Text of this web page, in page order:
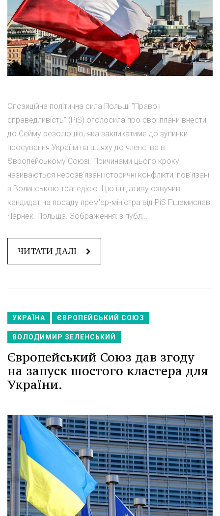
Опозиційна політична сила Польщі "Право і
справедливість" (PiS) оголосила про свої плани внести
до Сейму резолюцію, яка закликатиме до зупинки
просування України на шляху до членства в
Європейському Союзі. Причинами цього кроку
називаються нерозв'язані історичні конфлікти, пов'язані
з Волинською трагедією. Цю ініціативу озвучив
кандидат на посаду прем'єр-міністра від PiS Пшемислав
Чарнек. Польща. Зображення: з публ...
ЧИТАТИ ДАЛІ
УКРАЇНА ЄВРОПЕЙСЬКИЙ СОЮЗ
ВОЛОДИМИР ЗЕЛЕНСЬКИЙ
Європейський Союз дав згоду
на запуск шостого кластера для
України.